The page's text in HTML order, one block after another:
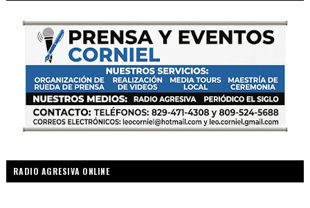
RADIO AGRESIVA ONLINE